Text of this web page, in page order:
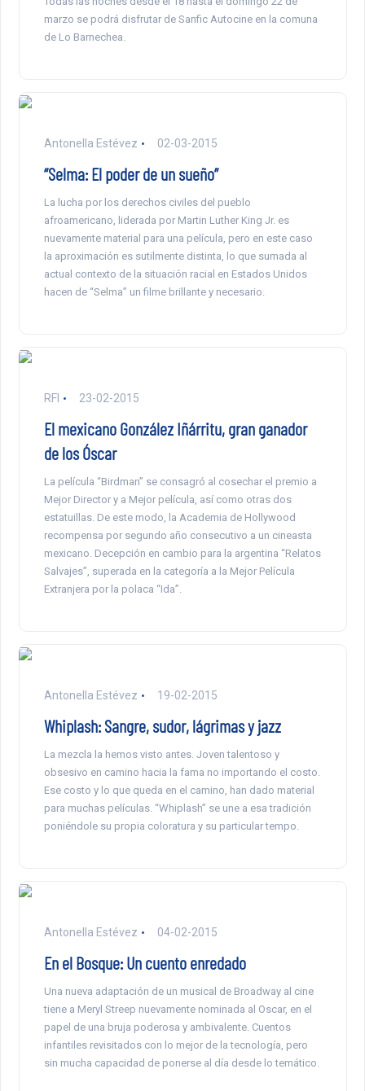
marzo se podrá disfrutar de Sanfic Autocine en la comuna
de Lo Barnechea.
Antonella Estévez 02-03-2015
“Selma: El poder de un sueño”
La lucha por los derechos civiles del pueblo
afroamericano, liderada por Martin Luther King Jr. es
nuevamente material para una película, pero en este caso
la aproximación es sutilmente distinta, lo que sumada al
actual contexto de la situación racial en Estados Unidos
hacen de “Selma” un filme brillante y necesario.
RFI 23-02-2015
El mexicano González Iñárritu, gran ganador
de los Óscar
La película “Birdman” se consagró al cosechar el premio a
Mejor Director y a Mejor película, así como otras dos
estatuillas. De este modo, la Academia de Hollywood
recompensa por segundo año consecutivo a un cineasta
mexicano. Decepción en cambio para la argentina “Relatos
Salvajes”, superada en la categoría a la Mejor Película
Extranjera por la polaca “Ida”.
Antonella Estévez 19-02-2015
Whiplash: Sangre, sudor, lágrimas y jazz
La mezcla la hemos visto antes. Joven talentoso y
obsesivo en camino hacia la fama no importando el costo.
Ese costo y lo que queda en el camino, han dado material
para muchas películas. “Whiplash” se une a esa tradición
poniéndole su propia coloratura y su particular tempo.
Antonella Estévez 04-02-2015
En el Bosque: Un cuento enredado
Una nueva adaptación de un musical de Broadway al cine
tiene a Meryl Streep nuevamente nominada al Oscar, en el
papel de una bruja poderosa y ambivalente. Cuentos
infantiles revisitados con lo mejor de la tecnología, pero
sin mucha capacidad de ponerse al día desde lo temático.